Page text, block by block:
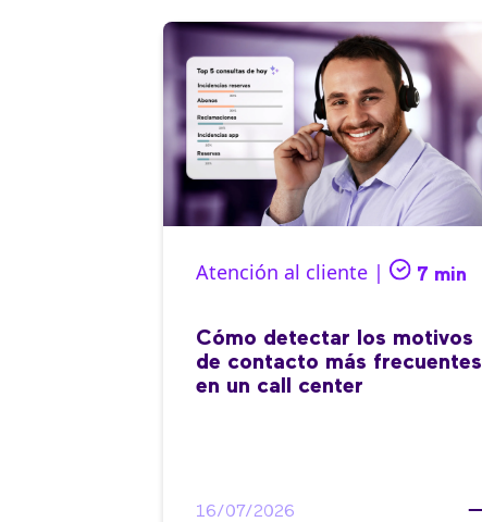
Atención al cliente | 7 min
Cómo detectar los motivos
de contacto más frecuentes
en un call center
16/07/2026